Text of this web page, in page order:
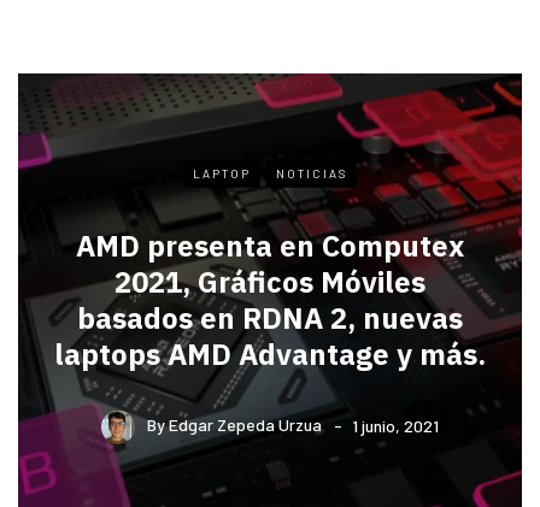
LAPTOP NOTICIAS
AMD presenta en Computex
2021, Gráficos Móviles
basados en RDNA 2, nuevas
laptops AMD Advantage y más.
ByEdgar Zepeda Urzua 1 junio, 2021